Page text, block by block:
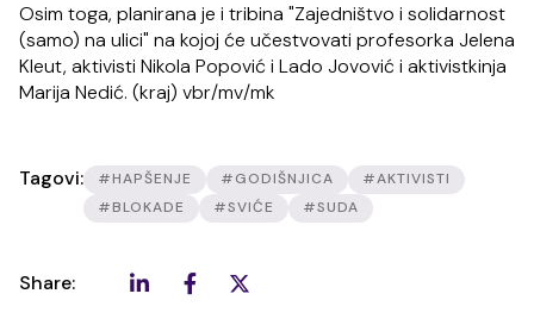
Osim toga, planirana je i tribina "Zajedništvo i solidarnost
(samo) na ulici" na kojoj će učestvovati profesorka Jelena
Kleut, aktivisti Nikola Popović i Lado Jovović i aktivistkinja
Marija Nedić. (kraj) vbr/mv/mk
Tagovi: #HAPŠENJE #GODIŠNJICA
#AKTIVISTI
#BLOKADE
#SVIĆE #SUDA
Share: